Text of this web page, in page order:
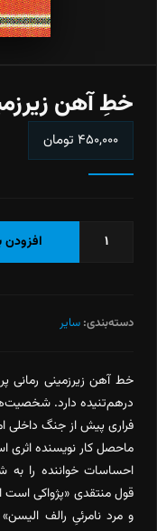
خطِ آهن
۴۵۰,۰۰۰ تومان
دسته‌بندی: سایر
خط آهن زیرزمینی
درهم‌تنیده دارد.
فراری پیش از جنگ داخلی
ماحصل کار نویسنده اثری
احساسات خواننده را به
قول منتقدی «پژواکی است
و مرد نامرئیِ رالف